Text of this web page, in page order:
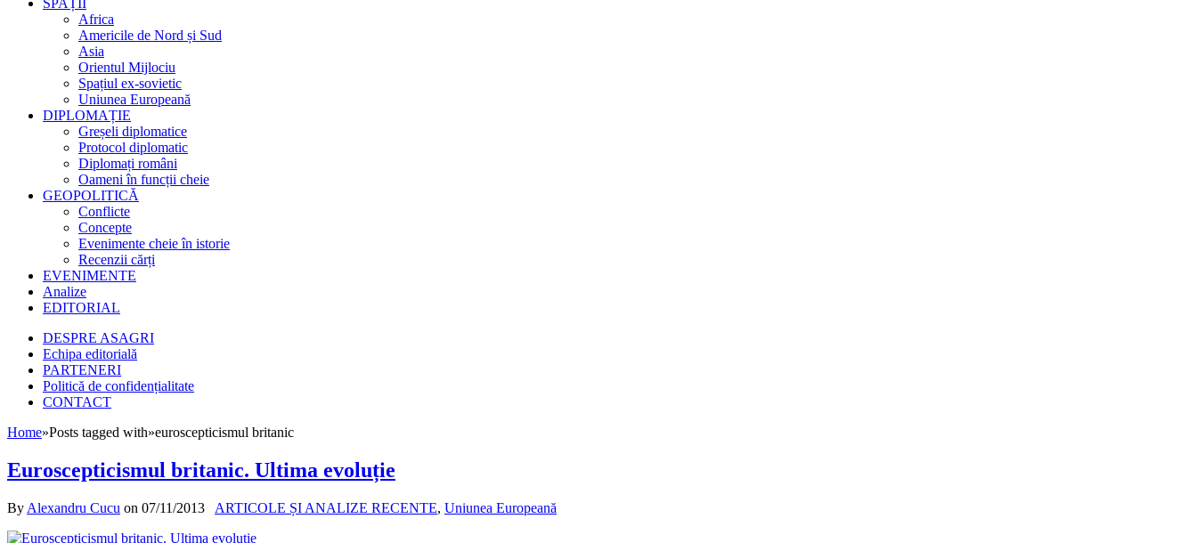
SPAȚII
Africa
Americile de Nord și Sud
Asia
Orientul Mijlociu
Spațiul ex-sovietic
Uniunea Europeană
DIPLOMAȚIE
Greșeli diplomatice
Protocol diplomatic
Diplomați români
Oameni în funcții cheie
GEOPOLITICĂ
Conflicte
Concepte
Evenimente cheie în istorie
Recenzii cărți
EVENIMENTE
Analize
EDITORIAL
DESPRE ASAGRI
Echipa editorială
PARTENERI
Politică de confidențialitate
CONTACT
Home»Posts tagged with»euroscepticismul britanic
Euroscepticismul britanic. Ultima evoluție
By Alexandru Cucu on 07/11/2013 ARTICOLE ȘI ANALIZE RECENTE, Uniunea Europeană